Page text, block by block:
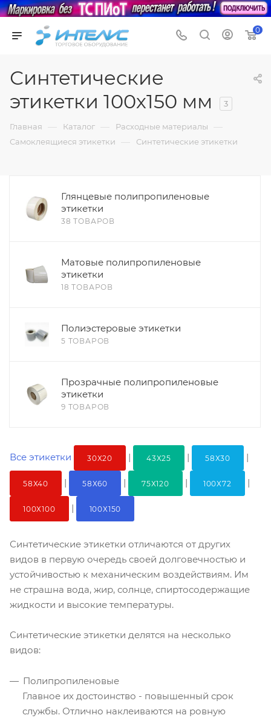
0
Синтетические
этикетки 100х150 мм
3
Главная — Каталог — Расходные материалы —
Самоклеящиеся этикетки — Синтетические этикетки
Глянцевые полипропиленовые
этикетки
38 ТОВАРОВ
Матовые полипропиленовые
этикетки
18 ТОВАРОВ
Полиэстеровые этикетки
5 ТОВАРОВ
Прозрачные полипропиленовые
этикетки
9 ТОВАРОВ
Все этикетки 30Х20 | 43Х25 | 58Х30 |
58Х40 | 58Х60 | 75Х120 | 100Х72 |
100Х100 | 100Х150
Синтетические этикетки отличаются от других
видов в первую очередь своей долговечностью и
устойчивостью к механическим воздействиям. Им
не страшна вода, жир, солнце, спиртосодержащие
жидкости и высокие температуры.
Синтетические этикетки делятся на несколько
видов:
Полипропиленовые
Главное их достоинство - повышенный срок
службы. Отлично наклеиваются на ровную